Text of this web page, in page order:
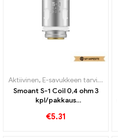
Aktiivinen, E-savukkeen tarvikkeet
Smoant S-1 Coil 0,4 ohm 3
kpl/pakkaus
tukkumyynti丨Räätälöity
€5.31